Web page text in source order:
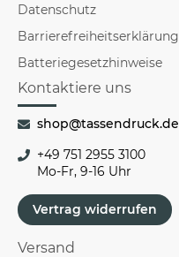
Datenschutz
Barrierefreiheitserklärung
Batteriegesetzhinweise
Kontaktiere uns
shop@tassendruck.de
+49 751 2955 3100
Mo-Fr, 9-16 Uhr
Vertrag widerrufen
Versand